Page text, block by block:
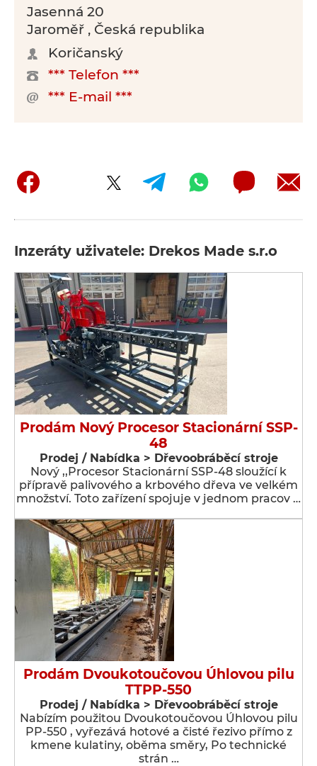
Jasenná 20
Jaroměř , Česká republika
Koričanský
*** Telefon ***
*** E-mail ***
Inzeráty uživatele: Drekos Made s.r.o
Prodám Nový Procesor Stacionární SSP-
48
Prodej / Nabídka > Dřevoobráběcí stroje
Nový ,,Procesor Stacionární SSP-48 sloužící k
přípravě palivového a krbového dřeva ve velkém
množství. Toto zařízení spojuje v jednom pracov …
Prodám Dvoukotoučovou Úhlovou pilu
TTPP-550
Prodej / Nabídka > Dřevoobráběcí stroje
Nabízím použitou Dvoukotoučovou Úhlovou pilu
PP-550 , vyřezává hotové a čisté řezivo přímo z
kmene kulatiny, oběma směry, Po technické
strán …